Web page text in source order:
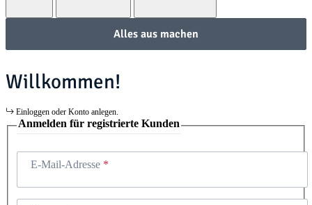
Alles aus machen
Willkommen!
Einloggen oder Konto anlegen.
Anmelden für registrierte Kunden
E-Mail-Adresse